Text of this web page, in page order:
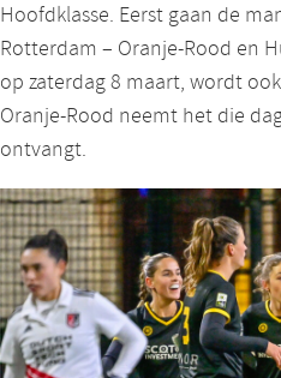
Hoofdklasse. Eerst gaan de
Rotterdam – Oranje-Rood en
op zaterdag 8 maart, wordt
Oranje-Rood neemt het die
ontvangt.